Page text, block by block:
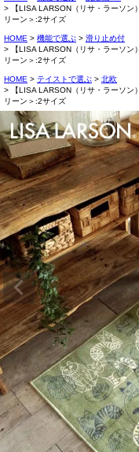
【LISA LARSON（リサ・ラーソ
リーン＞:2サイズ
HOME 機能で選ぶ
滑り止め付
【LISA LARSON（リサ・ラーソ
リーン＞:2サイズ
HOME テイストで選ぶ
北欧
【LISA LARSON（リサ・ラーソ
リーン＞:2サイズ